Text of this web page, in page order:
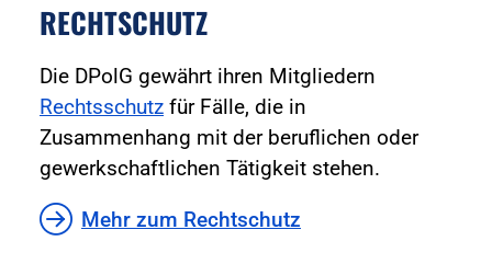
RECHTSCHUTZ
Die DPolG gewährt ihren Mitgliedern
Rechtsschutz für Fälle, die in
Zusammenhang mit der beruflichen oder
gewerkschaftlichen Tätigkeit stehen.
Mehr zum Rechtschutz